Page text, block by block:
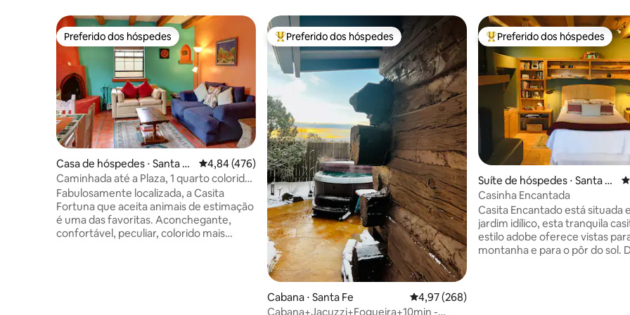
Preferido dos hóspedes
Preferido dos hóspedes
Casa de hóspedes ⋅ Santa F
e
4,84 de uma avaliação média de 5, 476 avaliações
4,84 (476)
Caminhada até a Plaza, 1 quarto colorido,
aconchegante e espaçoso
Fabulosamente localizada, a Casita
Fortuna que aceita animais de estimação
é uma das favoritas. Aconchegante,
confortável, peculiar, colorido mais
Entre os melhores preferidos dos hóspedes
Preferido dos hóspedes
Cabana ⋅ Santa Fe 4,97 de uma avaliação média de 5, 268
4,97 (268)
Cabana+Jacuzzi+Fogueira+10min -
Entre os melhores preferidos
Preferido dos hóspedes
Suíte de hóspedes ⋅ Santa F
e
Casinha Encantada
Casita Encantado está situada
jardim idílico, esta tranquila
estilo adobe oferece vistas
montanha e para o pôr do sol.